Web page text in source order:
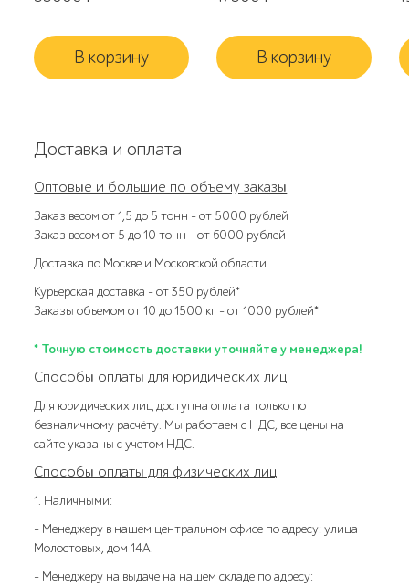
В корзину В корзину
Доставка и оплата
Оптовые и большие по объему заказы
Заказ весом от 1,5 до 5 тонн – от 5000 рублей
Заказ весом от 5 до 10 тонн – от 6000 рублей
Доставка по Москве и Московской области
Курьерская доставка – от 350 рублей*
Заказы объемом от 10 до 1500 кг – от 1000 рублей*
* Точную стоимость доставки уточняйте у менеджера!
Способы оплаты для юридических лиц
Для юридических лиц доступна оплата только по
безналичному расчёту. Мы работаем с НДС, все цены на
сайте указаны с учетом НДС.
Способы оплаты для физических лиц
1. Наличными:
- Менеджеру в нашем центральном офисе по адресу: улица
Молостовых, дом 14А.
- Менеджеру на выдаче на нашем складе по адресу: